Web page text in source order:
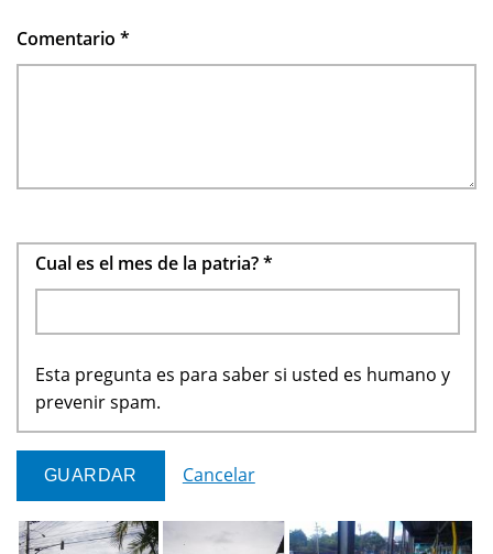
Comentario *
Cual es el mes de la patria?*
Esta pregunta es para saber si usted es humano y
prevenir spam.
Cancelar